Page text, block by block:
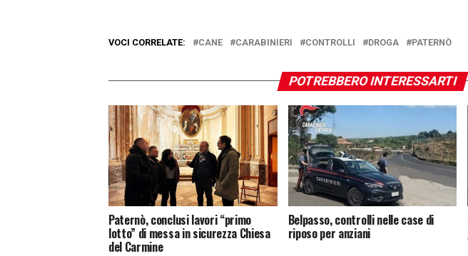
VOCI CORRELATE: CANE CARABINIERI CONTROLLI DROGA PATERNÒ
POTREBBERO INTERESSARTI
Paternò, conclusi lavori “primo
lotto” di messa in sicurezza Chiesa
del Carmine
Belpasso, controlli nelle case di
riposo per anziani